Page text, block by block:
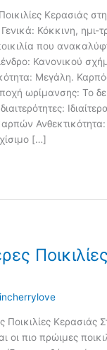
Κερασιάς
Κόκκινη, ημι-
που
Κανονικού
Μεγάλη.
ωρίμανσης: Το
Ανθεκτικότητα:
[…]
Ποικιλίες Κερασιάς
οι πιο πρώιμες